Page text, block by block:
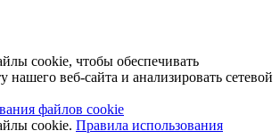
cookie, чтобы обеспечивать
нашего веб-сайта и анализировать сетевой
файлов cookie
cookie. Правила использования